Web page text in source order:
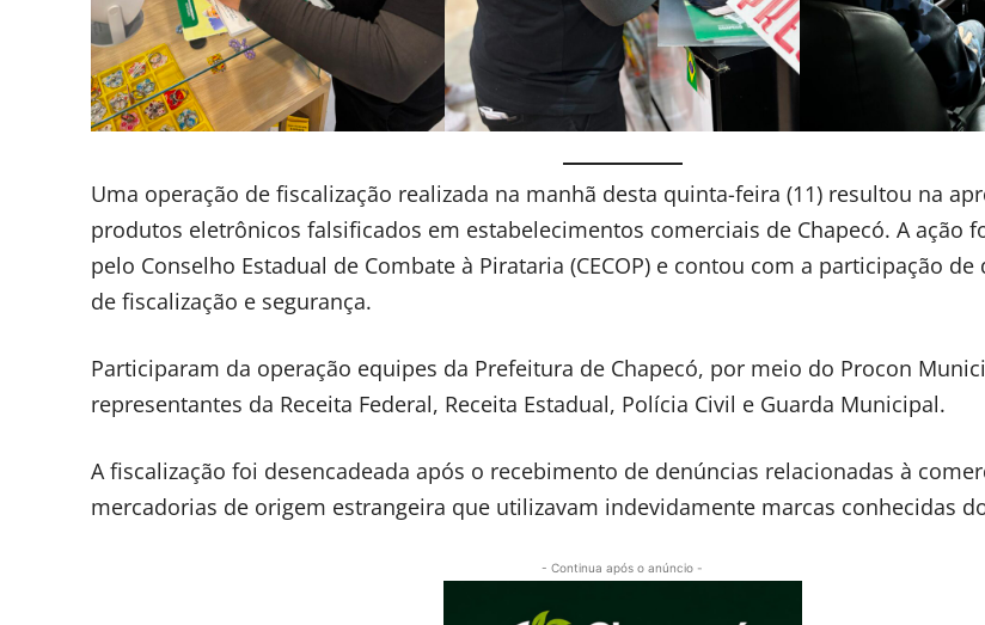
Uma operação de fiscalização realizada na manhã desta quinta-feira (11) resultou na
produtos eletrônicos falsificados em estabelecimentos comerciais de Chapecó. A ação
pelo Conselho Estadual de Combate à Pirataria (CECOP) e contou com a participação de
de fiscalização e segurança.
Participaram da operação equipes da Prefeitura de Chapecó, por meio do Procon
representantes da Receita Federal, Receita Estadual, Polícia Civil e Guarda Municipal.
A fiscalização foi desencadeada após o recebimento de denúncias relacionadas à
mercadorias de origem estrangeira que utilizavam indevidamente marcas conhecidas
- Continua após o anúncio -